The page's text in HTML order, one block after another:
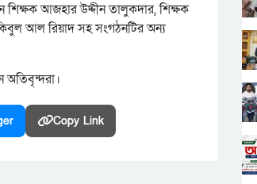
শিক্ষক আজহার উদ্দীন তালুকদার, শিক্ষক
আল রিয়াদ সহ সংগঠনটির অন্য
অতিবৃন্দরা।
Copy Link